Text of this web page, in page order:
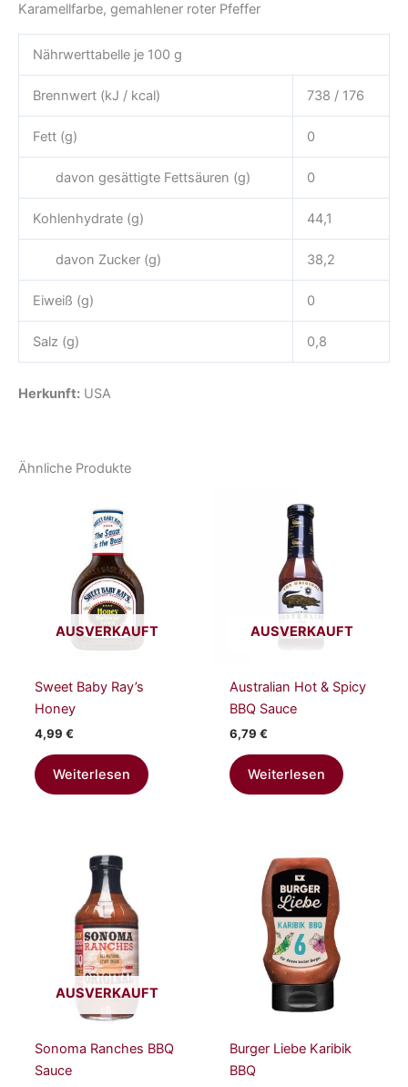
Karamellfarbe, gemahlener roter Pfeffer
Nährwerttabelle je 100 g
Brennwert (kJ / kcal) 738 / 176
Fett (g) 0
davon gesättigte Fettsäuren (g) 0
Kohlenhydrate (g) 44,1
davon Zucker (g) 38,2
Eiweiß (g) 0
Salz (g) 0,8
Herkunft: USA
Ähnliche Produkte
AUSVERKAUFT
Sweet Baby Ray’s
Honey
4,99 €
Weiterlesen
AUSVERKAUFT
Australian Hot & Spicy
BBQ Sauce
6,79 €
Weiterlesen
AUSVERKAUFT
Sonoma Ranches BBQ
Sauce
Burger Liebe Karibik
BBQ